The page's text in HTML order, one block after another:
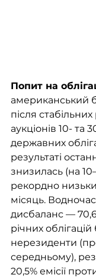
Попит на
американський
після стабільних
аукціонів 10- та
державних
результаті
знизилась (на
рекордно
місяць.
дисбаланс —
річних
нерезиденти
середньому),
20,5% емісії